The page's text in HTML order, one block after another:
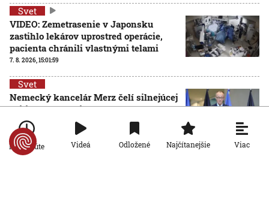
Svet
VIDEO: Zemetrasenie v Japonsku
zastihlo lekárov uprostred operácie,
pacienta chránili vlastnými telami
7. 8. 2026, 15:01:59
Svet
Nemecký kancelár Merz čelí silnejúcej
kritike pre štátnickú neschopnosť.
Jeho dôvera v udržanie jednotnosti
klesá
7. 8. 2026, 14:44:23
Po minúte Videá Odložené Najčítanejšie Viac